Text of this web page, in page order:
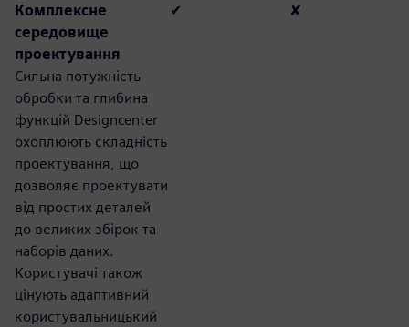
Комплексне
середовище
проектування
Сильна потужність
обробки та глибина
функцій Designcenter
охоплюють складність
проектування, що
дозволяє проектувати
від простих деталей
до великих збірок та
наборів даних.
Користувачі також
цінують адаптивний
користувальницький
✔ ✘